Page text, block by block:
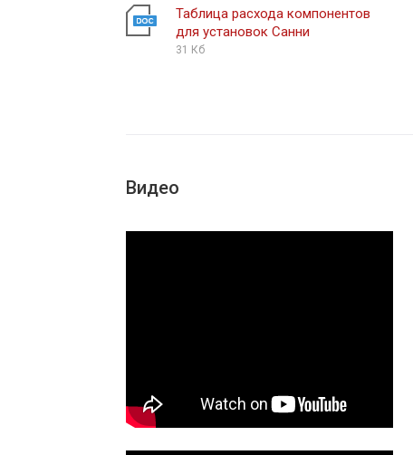
Таблица расхода компонентов
для установок Санни
31 Кб
Видео